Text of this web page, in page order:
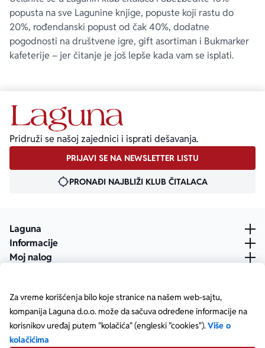
Za vreme korišćenja bilo koje stranice na našem web-sajtu,
kompanija Laguna d.o.o. može da sačuva određene informacije na
korisnikov uređaj putem "kolačića" (engleski "cookies").Više o
kolačićima
popusta na sve Lagunine knjige, popuste koji rastu do
20%, rođendanski popust od čak 40%, dodatne
pogodnosti na društvene igre, gift asortiman i Bukmarker
kafeterije – jer čitanje je još lepše kada vam se isplati.
Pridruži se našoj zajednici i isprati dešavanja.
PRIJAVI SE NA NEWSLETTER LISTU
PRONAĐI NAJBLIŽI KLUB ČITALACA
Laguna
Informacije
Moj nalog